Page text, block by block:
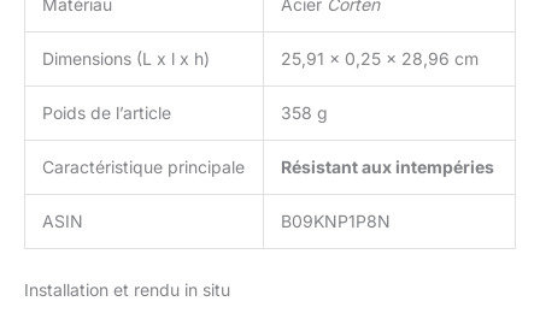
Matériau Acier Corten
Dimensions (L x l x h) 25,91 x 0,25 x 28,96 cm
Poids de l’article 358 g
Caractéristique principale Résistant aux intempéries
ASIN B09KNP1P8N
Installation et rendu in situ